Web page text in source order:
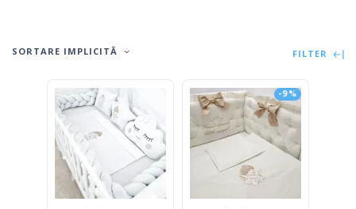
SORTARE IMPLICITĂ FILTER
-9%